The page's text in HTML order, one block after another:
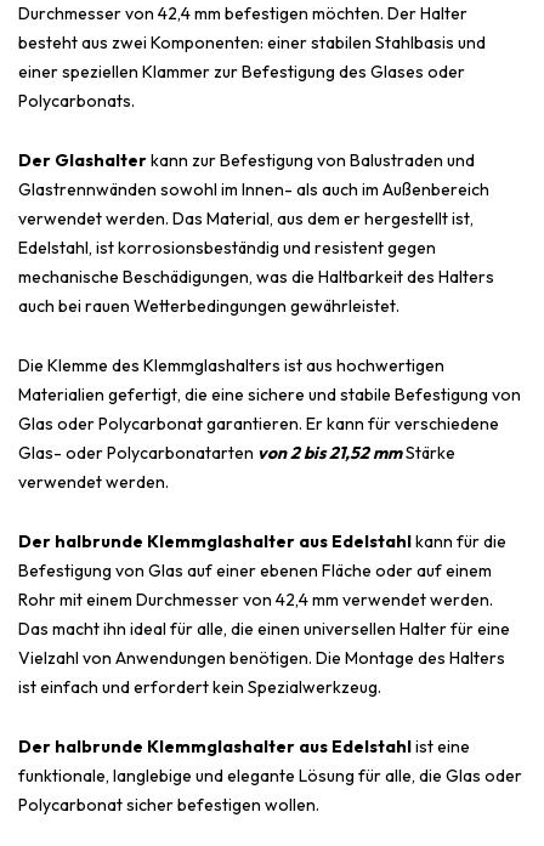
Durchmesser von 42,4 mm befestigen möchten. Der Halter
besteht aus zwei Komponenten: einer stabilen Stahlbasis und
einer speziellen Klammer zur Befestigung des Glases oder
Polycarbonats.
Der Glashalterkann zur Befestigung von Balustraden und
Glastrennwänden sowohl im Innen- als auch im Außenbereich
verwendet werden. Das Material, aus dem er hergestellt ist,
Edelstahl, ist korrosionsbeständig und resistent gegen
mechanische Beschädigungen, was die Haltbarkeit des Halters
auch bei rauen Wetterbedingungen gewährleistet.
Die Klemme des Klemmglashalters ist aus hochwertigen
Materialien gefertigt, die eine sichere und stabile Befestigung von
Glas oder Polycarbonat garantieren. Er kann für verschiedene
Glas- oder Polycarbonatarten von 2 bis 21,52 mmStärke
verwendet werden.
Der halbrunde Klemmglashalter aus Edelstahlkann für die
Befestigung von Glas auf einer ebenen Fläche oder auf einem
Rohr mit einem Durchmesser von 42,4 mm verwendet werden.
Das macht ihn ideal für alle, die einen universellen Halter für eine
Vielzahl von Anwendungen benötigen. Die Montage des Halters
ist einfach und erfordert kein Spezialwerkzeug.
Der halbrunde Klemmglashalter aus Edelstahlist eine
funktionale, langlebige und elegante Lösung für alle, die Glas oder
Polycarbonat sicher befestigen wollen.